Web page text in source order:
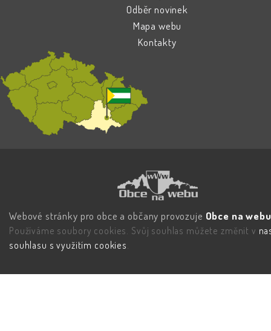
Odběr novinek
Mapa webu
Kontakty
Webové stránky pro obce a občany provozuje Obce na
Používáme soubory cookies. Svůj souhlas můžete změnit v
souhlasu s využitím cookies